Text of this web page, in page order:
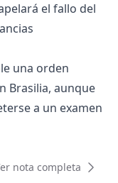
el fallo del
una orden
Brasilia, aunque
a un examen
nota completa